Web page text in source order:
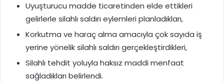
Uyuşturucu madde ticaretinden elde ettikleri
gelirlerle silahlı saldırı eylemleri planladıkları,
Korkutma ve haraç alma amacıyla çok sayıda iş
yerine yönelik silahlı saldırı gerçekleştirdikleri,
Silahlı tehdit yoluyla haksız maddi menfaat
sağladıkları belirlendi.